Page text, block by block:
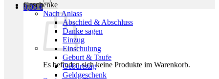
0,00€
Es befinden sich keine Produkte im Warenkorb.
Geschenke
Nach Anlass
Abschied & Abschluss
Danke sagen
Einzug
Einschulung
Geburt & Taufe
Geburtstag
Geldgeschenk